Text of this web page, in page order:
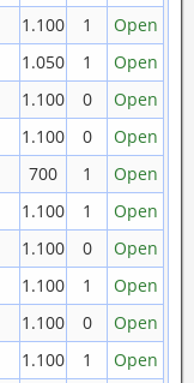
1.100 1
Open
1.050 1
Open
1.100 0
Open
1.100 0
Open
700 1
Open
1.100 1
Open
1.100 0
Open
1.100 1
Open
1.100 0
Open
1.100 1
Open